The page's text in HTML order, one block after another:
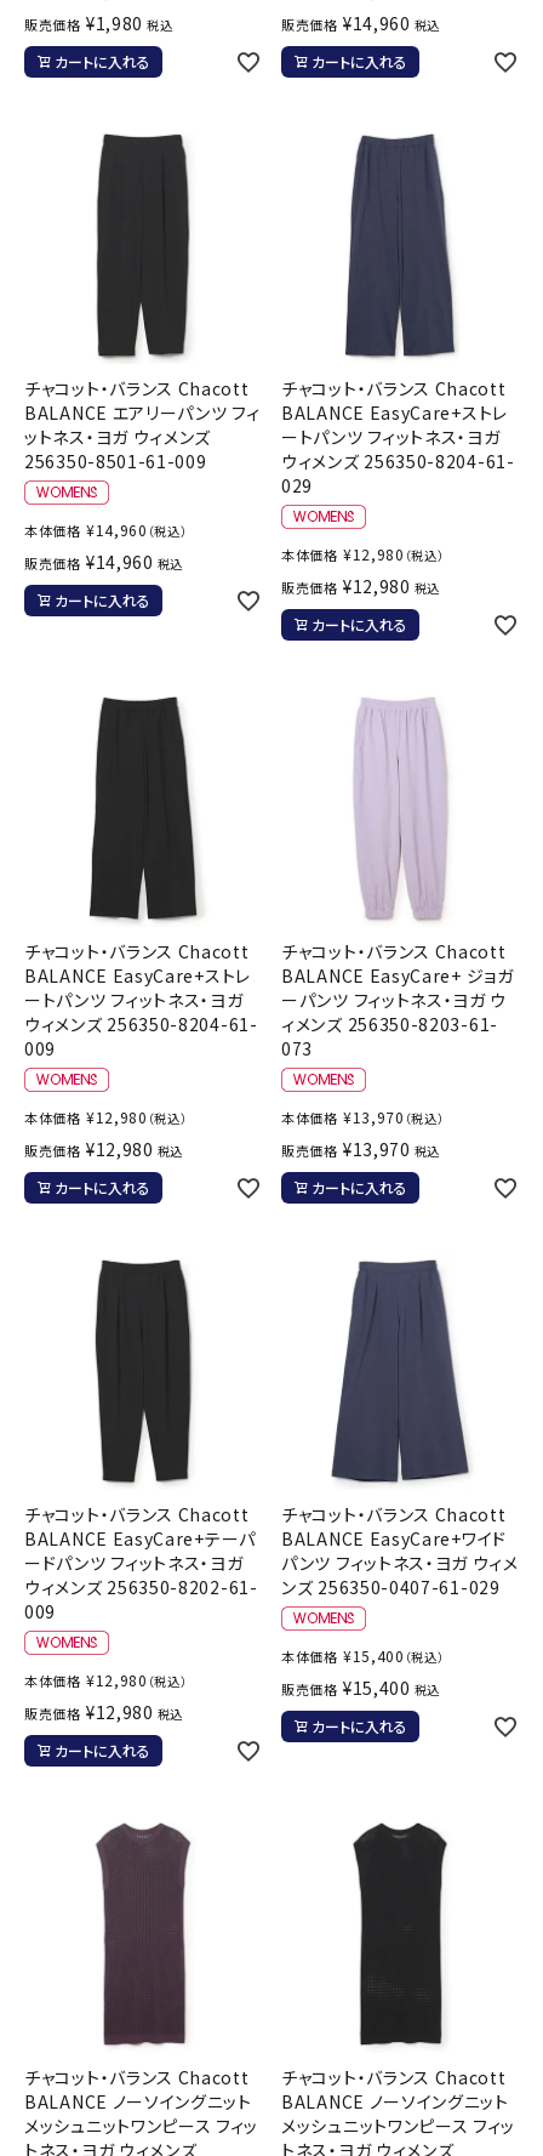
販売価格 ¥1,980 税込
カートに入れる
販売価格 ¥14,960 税込
カートに入れる
チャコット・バランス Chacott
BALANCE エアリーパンツ フィ
ットネス・ヨガ ウィメンズ
256350-8501-61-009
本体価格 ¥14,960 （税込）
販売価格 ¥14,960 税込
カートに入れる
チャコット・バランス Chacott
BALANCE EasyCare+ストレ
ートパンツ フィットネス・ヨガ
ウィメンズ 256350-8204-61-
029
本体価格 ¥12,980 （税込）
販売価格 ¥12,980 税込
カートに入れる
チャコット・バランス Chacott
BALANCE EasyCare+ストレ
ートパンツ フィットネス・ヨガ
ウィメンズ 256350-8204-61-
009
本体価格 ¥12,980 （税込）
販売価格 ¥12,980 税込
カートに入れる
チャコット・バランス Chacott
BALANCE EasyCare+ ジョガ
ーパンツ フィットネス・ヨガ ウ
ィメンズ 256350-8203-61-
073
本体価格 ¥13,970 （税込）
販売価格 ¥13,970 税込
カートに入れる
チャコット・バランス Chacott
BALANCE EasyCare+テーパ
ードパンツ フィットネス・ヨガ
ウィメンズ 256350-8202-61-
009
本体価格 ¥12,980 （税込）
販売価格 ¥12,980 税込
カートに入れる
チャコット・バランス Chacott
BALANCE EasyCare+ワイド
パンツ フィットネス・ヨガ ウィメ
ンズ 256350-0407-61-029
本体価格 ¥15,400 （税込）
販売価格 ¥15,400 税込
カートに入れる
チャコット・バランス Chacott
BALANCE ノーソイングニット
メッシュニットワンピース フィッ
トネス・ヨガ ウィメンズ
チャコット・バランス Chacott
BALANCE ノーソイングニット
メッシュニットワンピース フィッ
トネス・ヨガ ウィメンズ